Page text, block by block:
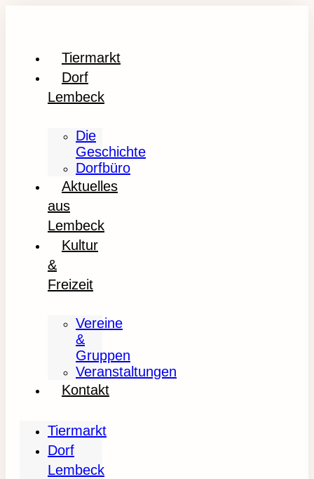
Tiermarkt
Dorf
Lembeck
Die
Geschichte
Dorfbüro
Aktuelles
aus
Lembeck
Kultur
&
Freizeit
Vereine
&
Gruppen
Veranstaltungen
Kontakt
Tiermarkt
Dorf
Lembeck